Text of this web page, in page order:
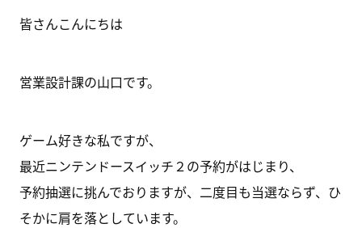
皆さんこんにちは
営業設計課の山口です。
ゲーム好きな私ですが、
最近ニンテンドースイッチ２の予約がはじまり、
予約抽選に挑んでおりますが、二度目も当選ならず、ひ
そかに肩を落としています。